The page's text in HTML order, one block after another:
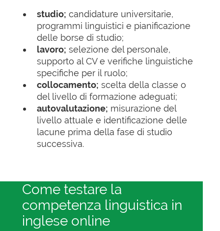
studio; candidature universitarie,
programmi linguistici e pianificazione
delle borse di studio;
lavoro; selezione del personale,
supporto al CV e verifiche linguistiche
specifiche per il ruolo;
collocamento; scelta della classe o
del livello di formazione adeguati;
autovalutazione; misurazione del
livello attuale e identificazione delle
lacune prima della fase di studio
successiva.
Come testare la
competenza linguistica in
inglese online